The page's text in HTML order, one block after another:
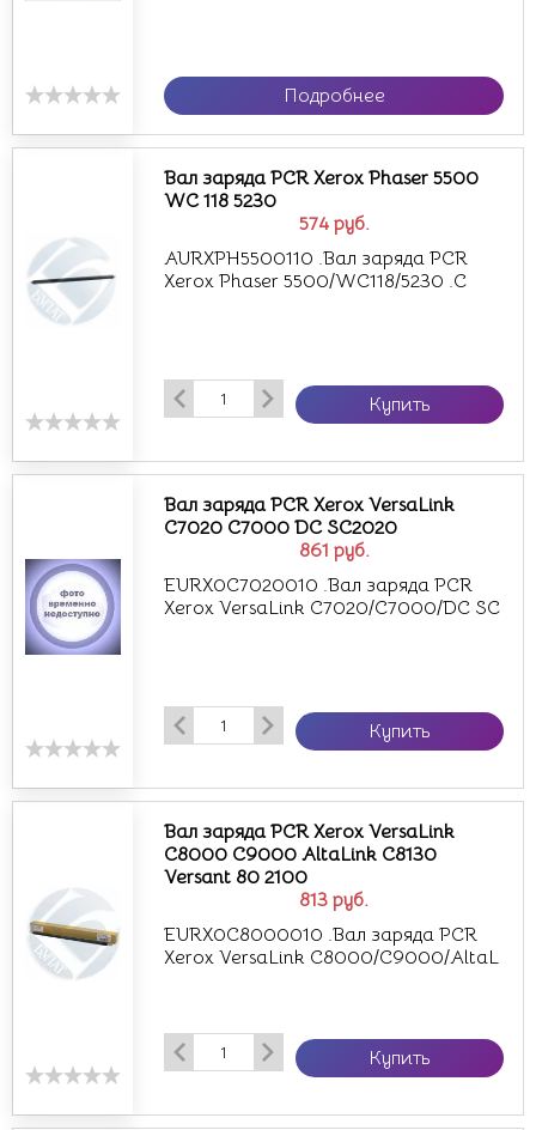
Подробнее
574 руб.
Вал заряда PCR Xerox Phaser 5500
WC 118 5230
AURXPH5500110 .Вал заряда PCR
Xerox Phaser 5500/WC118/5230 .C
Купить
861 руб.
Вал заряда PCR Xerox VersaLink
C7020 C7000 DC SC2020
EURX0C7020010 .Вал заряда PCR
Xerox VersaLink C7020/C7000/DC SC
Купить
813 руб.
Вал заряда PCR Xerox VersaLink
C8000 C9000 AltaLink C8130
Versant 80 2100
EURX0C8000010 .Вал заряда PCR
Xerox VersaLink C8000/C9000/AltaL
Купить